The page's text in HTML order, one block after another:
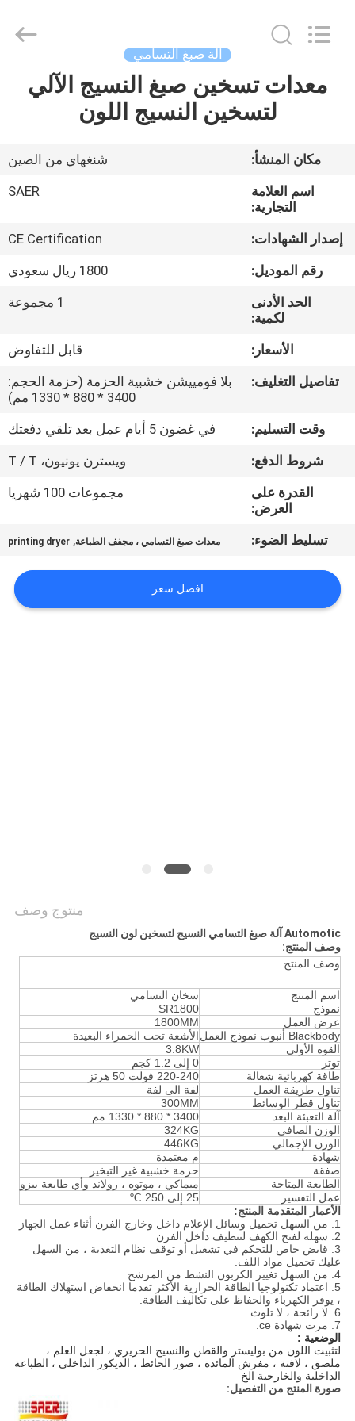
منزل
أشرطة
حول
في
المعمل
ضبط
الجودة
أخبار
Supplier
Reserved.
آلة صبغ التسامي
معدات تسخين صبغ النسيج الآلي
لتسخين النسيج اللون
مكان المنشأ:
شنغهاي من الصين
اسم العلامة
التجارية:
SAER
إصدار الشهادات:
CE Certification
رقم الموديل:
1800 ريال سعودي
الحد الأدنى
لكمية:
1 مجموعة
الأسعار:
قابل للتفاوض
تفاصيل التغليف:
بلا فومييشن خشبية الحزمة (حزمة الحجم:
3400 * 880 * 1330 مم)
وقت التسليم:
في غضون 5 أيام عمل بعد تلقي دفعتك
شروط الدفع:
ويسترن يونيون، T / T
القدرة على
العرض:
مجموعات 100 شهريا
تسليط الضوء: معدات صبغ التسامي ، مجفف الطباعة,
printing dryer
افضل سعر
منتوج وصف
Automotic آلة صبغ التسامي النسيج لتسخين لون النسيج
وصف المنتج:
وصف المنتج
اسم المنتج
سخان التسامي
نموذج
SR1800
عرض العمل
1800MM
Blackbody أنبوب نموذج العمل
الأشعة تحت الحمراء البعيدة
القوة الأولى
3.8KW
توتر
0 إلى 1.2 كجم
طاقة كهربائية شغالة
220-240 فولت 50 هرتز
تناول طريقة العمل
لفة الى لفة
تناول قطر الوسائط
300MM
آلة التعبئة البعد
3400 * 880 * 1330 مم
الوزن الصافي
324KG
الوزن الإجمالي
446KG
شهادة
م معتمدة
صفقة
حزمة خشبية غير التبخير
الطابعة المتاحة
ميماكي ، موتوه ، رولاند وأي طابعة بيزو
عمل التفسير
25 إلى 250 ℃
الأعمار
المتقدمة المنتج:
1. من السهل تحميل وسائل الإعلام داخل وخارج الفرن أثناء عمل الجهاز
2. سهلة لفتح الكهف لتنظيف داخل الفرن
3. قابض خاص للتحكم في تشغيل أو توقف نظام التغذية ، من السهل
عليك تحميل مواد اللف.
4. من السهل
تغيير الكربون النشط من المرشح
5. اعتماد تكنولوجيا الطاقة الحرارية الأكثر تقدما انخفاض استهلاك الطاقة
، يوفر الكهرباء والحفاظ على تكاليف الطاقة.
6. لا رائحة ، لا تلوث.
7. مرت شهادة ce.
الوضعية :
لتثبيت اللون من بوليستر والقطن والنسيج الحريري ، لجعل العلم ،
ملصق ، لافتة ، مفرش المائدة ، صور الحائط ، الديكور الداخلي ، الطباعة
الداخلية والخارجية الخ
صورة المنتج من التفصيل: